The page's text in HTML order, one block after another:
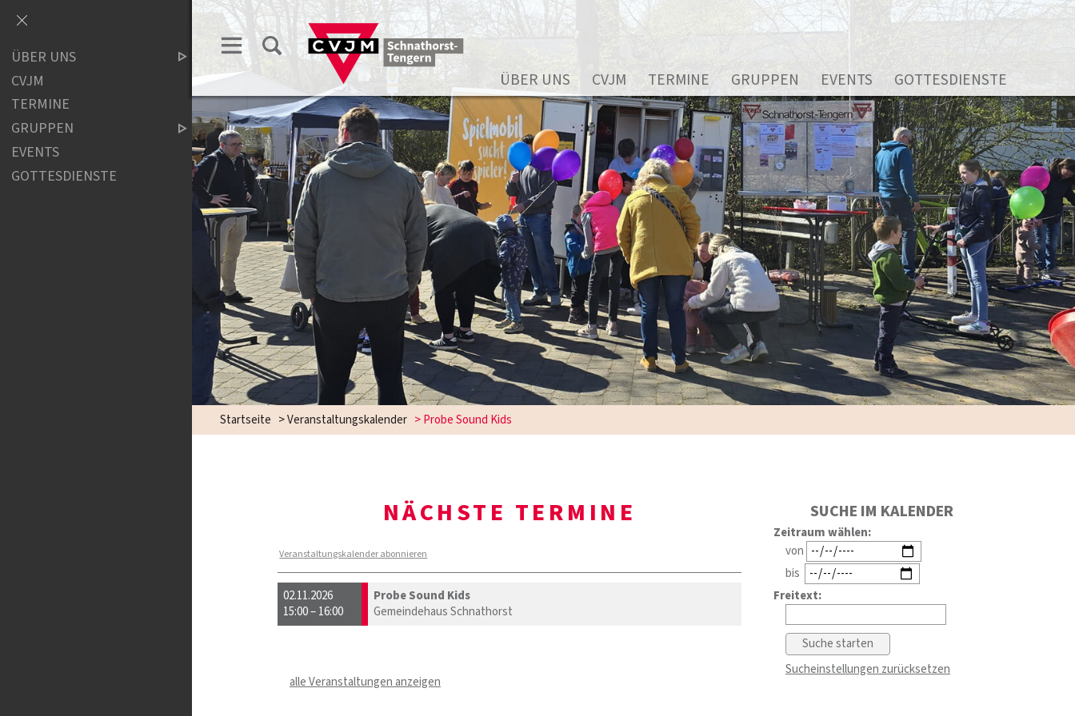
ÜBER UNS CVJM TERMINE GRUPPEN EVENTS GOTTESDIENSTE
Startseite > Veranstaltungskalender > Probe Sound Kids
NÄCHSTE TERMINE SUCHE IM KALENDER
Zeitraum wählen:
von
bis
Freitext:
Sucheinstellungen zurücksetzen
Veranstaltungskalender abonnieren
02.11.2026
15:00 – 16:00
Probe Sound Kids
Gemeindehaus Schnathorst
alle Veranstaltungen anzeigen
ÜBER UNS
CVJM
TERMINE
GRUPPEN
EVENTS
GOTTESDIENSTE